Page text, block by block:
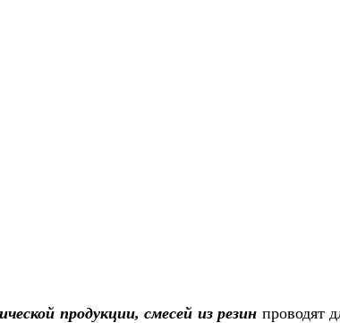
продукции, смесей из резин проводят